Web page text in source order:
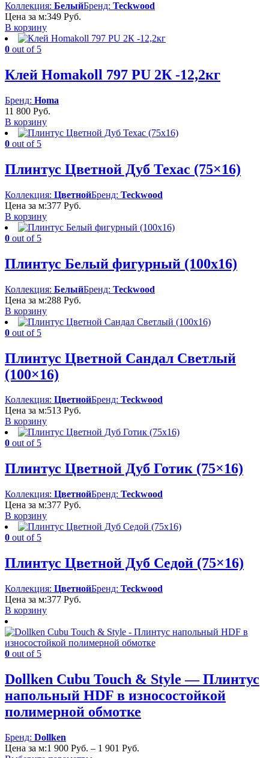
Коллекция: БелыйБренд: Teckwood
Цена за м:349 Руб.
В корзину
0 out of 5
Клей Homakoll 797 PU 2К -12,2кг
Бренд: Homa
11 800 Руб.
В корзину
0 out of 5
Плинтус Цветной Дуб Техас (75×16)
Коллекция: ЦветнойБренд: Teckwood
Цена за м:377 Руб.
В корзину
0 out of 5
Плинтус Белый фигурный (100х16)
Коллекция: БелыйБренд: Teckwood
Цена за м:288 Руб.
В корзину
0 out of 5
Плинтус Цветной Сандал Светлый
(100×16)
Коллекция: ЦветнойБренд: Teckwood
Цена за м:513 Руб.
В корзину
0 out of 5
Плинтус Цветной Дуб Готик (75×16)
Коллекция: ЦветнойБренд: Teckwood
Цена за м:377 Руб.
В корзину
0 out of 5
Плинтус Цветной Дуб Седой (75×16)
Коллекция: ЦветнойБренд: Teckwood
Цена за м:377 Руб.
В корзину
0 out of 5
Dollken Cubu Touch & Style — Плинтус
напольный HDF в износостойкой
полимерной обмотке
Бренд: Dollken
Цена за м:1 900 Руб. – 1 901 Руб.